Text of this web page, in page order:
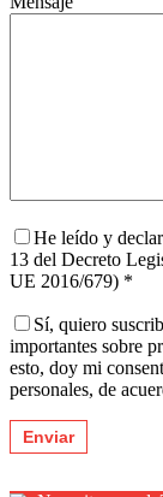
He leído y
13 del Decreto
UE 2016/679) *
Sí, quiero
importantes sobre
esto, doy mi
personales, de